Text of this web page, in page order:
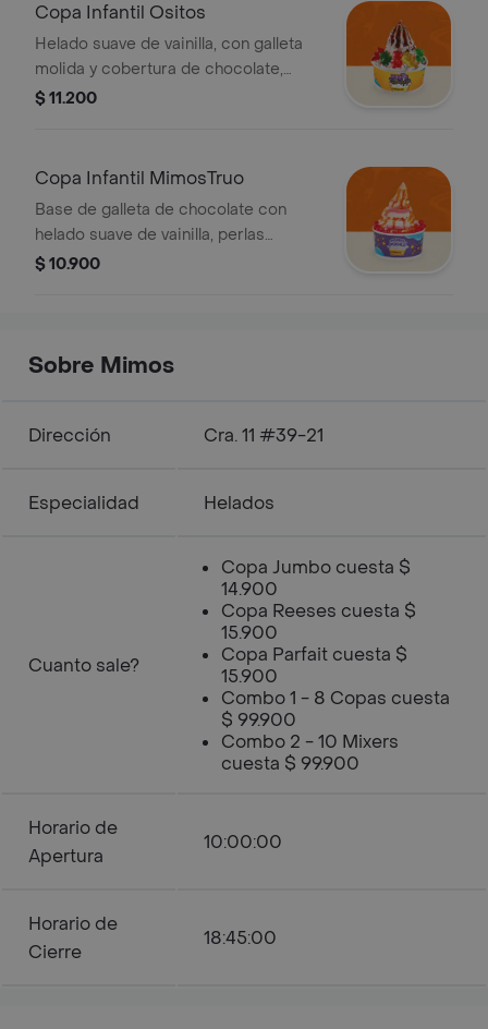
Copa Infantil Ositos
Helado suave de vainilla, con galleta
molida y cobertura de chocolate,
acompanado de grageas y gomas de
$ 11.200
Copa Infantil MimosTruo
Base de galleta de chocolate con
helado suave de vainilla, perlas
explosivas, salsa de naranja, gomas
$ 10.900
Sobre Mimos
Dirección Cra. 11 #39-21
Especialidad Helados
Cuanto sale?
Copa Jumbo cuesta $
14.900
Copa Reeses cuesta $
15.900
Copa Parfait cuesta $
15.900
Combo 1 - 8 Copas cuesta
$ 99.900
Combo 2 - 10 Mixers
cuesta $ 99.900
Horario de
Apertura
10:00:00
Horario de
Cierre
18:45:00